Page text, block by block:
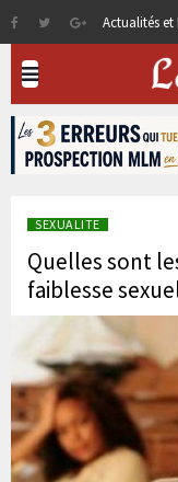
Actualités
SEXUALITE
Quelles sont
faiblesse